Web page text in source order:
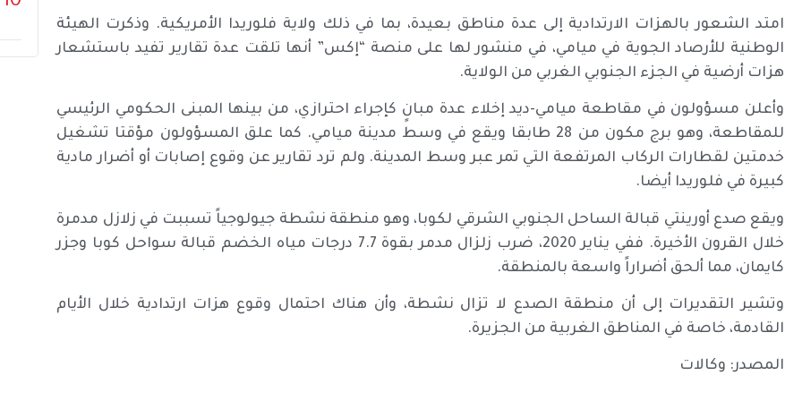
امتد الشعور بالهزات الارتدادية إلى عدة مناطق بعيدة، بما في ذلك ولاية فلوريدا الأمريكية. وذكرت الهيئة
الوطنية للأرصاد الجوية في ميامي، في منشور لها على منصة “إكس” أنها تلقت عدة تقارير تفيد باستشعار
هزات أرضية في الجزء الجنوبي الغربي من الولاية.
وأعلن مسؤولون في مقاطعة ميامي-ديد إخلاء عدة مبانٍ كإجراء احترازي، من بينها المبنى الحكومي الرئيسي
للمقاطعة، وهو برج مكون من 28 طابقا ويقع في وسط مدينة ميامي. كما علق المسؤولون مؤقتا تشغيل
خدمتين لقطارات الركاب المرتفعة التي تمر عبر وسط المدينة. ولم ترد تقارير عن وقوع إصابات أو أضرار مادية
كبيرة في فلوريدا أيضا.
ويقع صدع أورينتي قبالة الساحل الجنوبي الشرقي لكوبا، وهو منطقة نشطة جيولوجياً تسببت في زلازل مدمرة
خلال القرون الأخيرة. ففي يناير 2020، ضرب زلزال مدمر بقوة 7.7 درجات مياه الخضم قبالة سواحل كوبا وجزر
كايمان، مما ألحق أضراراً واسعة بالمنطقة.
وتشير التقديرات إلى أن منطقة الصدع لا تزال نشطة، وأن هناك احتمال وقوع هزات ارتدادية خلال الأيام
القادمة، خاصة في المناطق الغربية من الجزيرة.
المصدر: وكالات